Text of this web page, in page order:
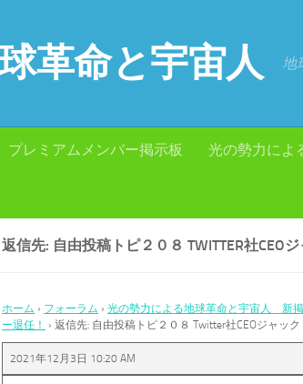
革命と宇宙人 地
プレミアムメンバー掲示板 光の勢力に
返信先: 自由投稿トピ２０８ TWITTER社CEO
ホーム › フォーラム › 光の勢力による地球革命と宇宙人 新
ー退任！
› 返信先: 自由投稿トピ２０８ Twitter社CEOジャック
2021年12月3日 10:20 AM